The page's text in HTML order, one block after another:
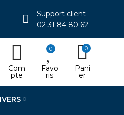
Support client
02 31 84 80 62
Com
pte
0
Favo
ris
0
Pani
er